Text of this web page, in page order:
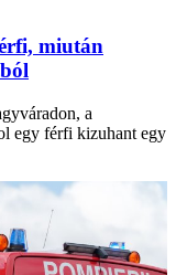
miután
a
egy férfi kizuhant egy